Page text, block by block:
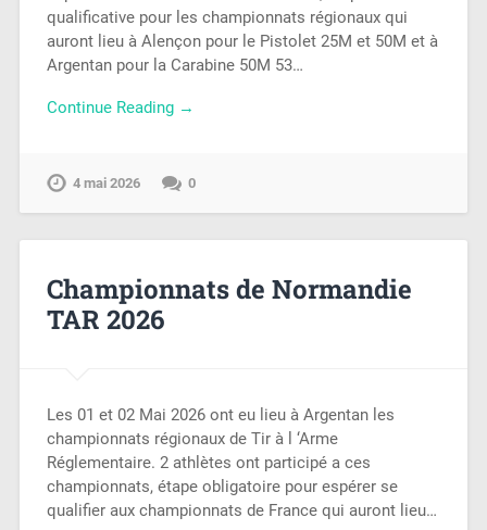
qualificative pour les championnats régionaux qui
auront lieu à Alençon pour le Pistolet 25M et 50M et à
Argentan pour la Carabine 50M 53…
Continue Reading →
4 mai 2026 0
Championnats de Normandie
TAR 2026
Les 01 et 02 Mai 2026 ont eu lieu à Argentan les
championnats régionaux de Tir à l ‘Arme
Réglementaire. 2 athlètes ont participé a ces
championnats, étape obligatoire pour espérer se
qualifier aux championnats de France qui auront lieu…